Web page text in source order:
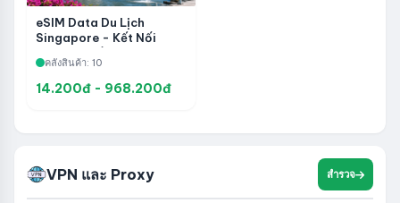
eSIM Data Du Lịch
Singapore - Kết Nối
Kích Hoạt Nhanh Và Tiện
Lợi
คลังสินค้า: 10
14.200đ - 968.200đ
VPN และ Proxy สำรวจ